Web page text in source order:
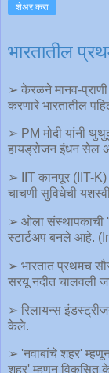
शेअर करा
भारतातील
➢ केरळने मानव-प्राणी
करणारे भारतातील
➢ PM मोदी यांनी
हायड्रोजन इंधन सेल
➢ IIT कानपूर (IIT-K)
चाचणी सुविधेची
➢ ओला संस्थापकाची
स्टार्टअप बनले आहे.
➢ भारतात प्रथमच
सरयू नदीत चालवली
➢ रिलायन्स
केले.
➢ 'नवाबांचे शहर'
शहर' म्हणून विकसित